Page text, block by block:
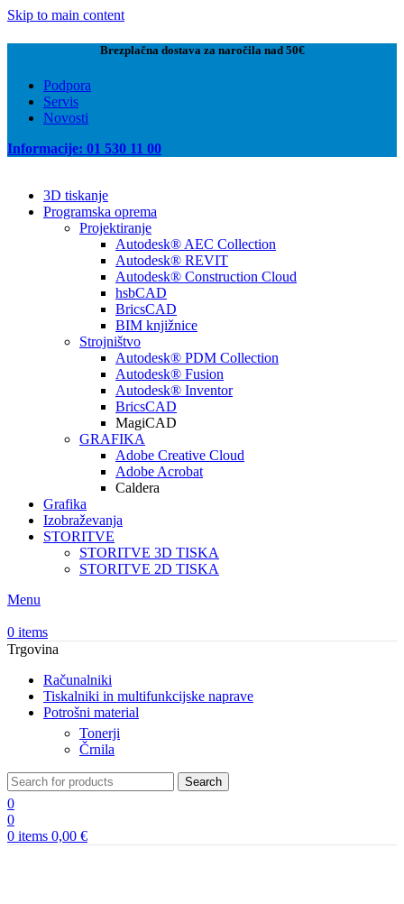
Skip to main content
Brezplačna dostava za naročila nad 50€
Podpora
Servis
Novosti
Informacije: 01 530 11 00
3D tiskanje
Programska oprema
Projektiranje
Autodesk® AEC Collection
Autodesk® REVIT
Autodesk® Construction Cloud
hsbCAD
BricsCAD
BIM knjižnice
Strojništvo
Autodesk® PDM Collection
Autodesk® Fusion
Autodesk® Inventor
BricsCAD
MagiCAD
GRAFIKA
Adobe Creative Cloud
Adobe Acrobat
Caldera
Grafika
Izobraževanja
STORITVE
STORITVE 3D TISKA
STORITVE 2D TISKA
Menu
0 items
Trgovina
Računalniki
Tiskalniki in multifunkcijske naprave
Potrošni material
Tonerji
Črnila
Search
0
0
0 items 0,00 €